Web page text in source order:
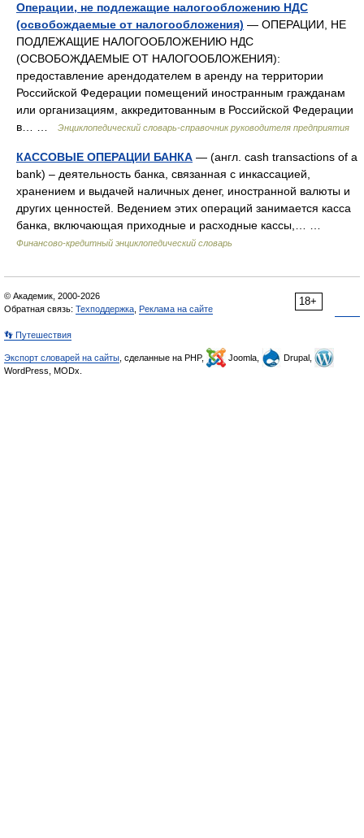
Операции, не подлежащие налогообложению НДС
(освобождаемые от налогообложения) — ОПЕРАЦИИ, НЕ
ПОДЛЕЖАЩИЕ НАЛОГООБЛОЖЕНИЮ НДС
(ОСВОБОЖДАЕМЫЕ ОТ НАЛОГООБЛОЖЕНИЯ):
предоставление арендодателем в аренду на территории
Российской Федерации помещений иностранным гражданам
или организациям, аккредитованным в Российской Федерации
в… …
Энциклопедический словарь-справочник руководителя предприятия
КАССОВЫЕ ОПЕРАЦИИ БАНКА — (англ. cash transactions of a
bank) – деятельность банка, связанная с инкассацией,
хранением и выдачей наличных денег, иностранной валюты и
других ценностей. Ведением этих операций занимается касса
банка, включающая приходные и расходные кассы,… …
Финансово-кредитный энциклопедический словарь
18+
© Академик, 2000-2026
Обратная связь: Техподдержка Реклама на сайте
👣 Путешествия
Экспорт словарей на сайты , сделанные на PHP, Joomla,
Drupal,
WordPress, MODx.